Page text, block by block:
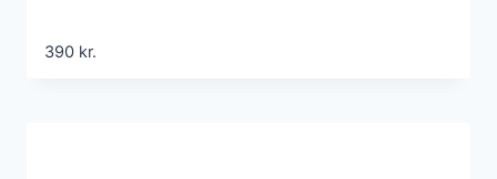
390 kr.